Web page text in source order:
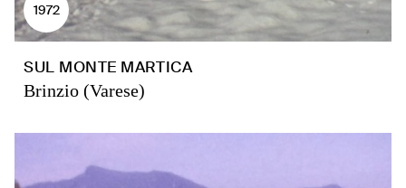
1972
SUL MONTE MARTICA
Brinzio (Varese)